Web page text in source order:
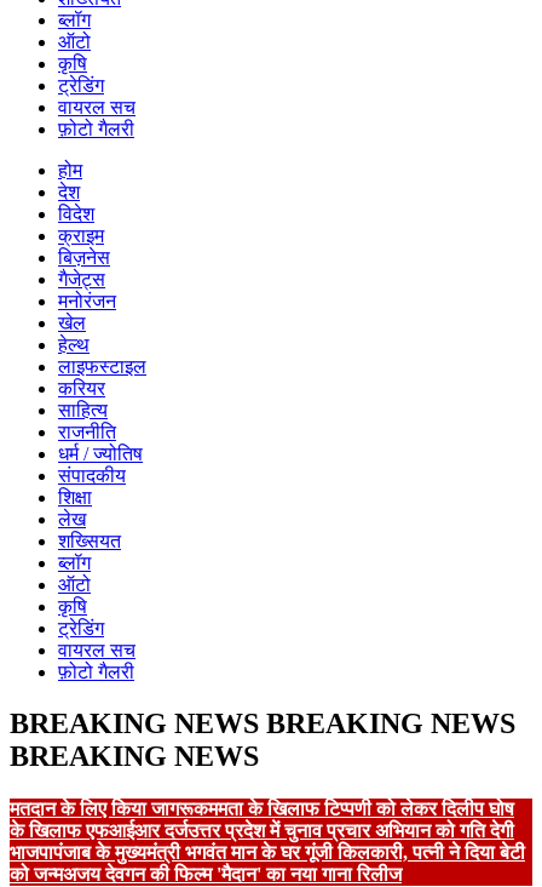
ब्लॉग
ऑटो
कृषि
ट्रेडिंग
वायरल सच
फ़ोटो गैलरी
होम
देश
विदेश
क्राइम
बिज़नेस
गैजेट्स
मनोरंजन
खेल
हेल्थ
लाइफस्टाइल
करियर
साहित्य
राजनीति
धर्म / ज्योतिष
संपादकीय
शिक्षा
लेख
शख्सियत
ब्लॉग
ऑटो
कृषि
ट्रेडिंग
वायरल सच
फ़ोटो गैलरी
BREAKING NEWS BREAKING NEWS
BREAKING NEWS
मतदान के लिए किया जागरूकममता के खिलाफ टिप्पणी को लेकर दिलीप घोष
के खिलाफ एफआईआर दर्जउत्तर प्रदेश में चुनाव प्रचार अभियान को गति देगी
भाजपापंजाब के मुख्यमंत्री भगवंत मान के घर गूंजी किलकारी, पत्नी ने दिया बेटी
को जन्मअजय देवगन की फिल्म 'मैदान' का नया गाना रिलीज